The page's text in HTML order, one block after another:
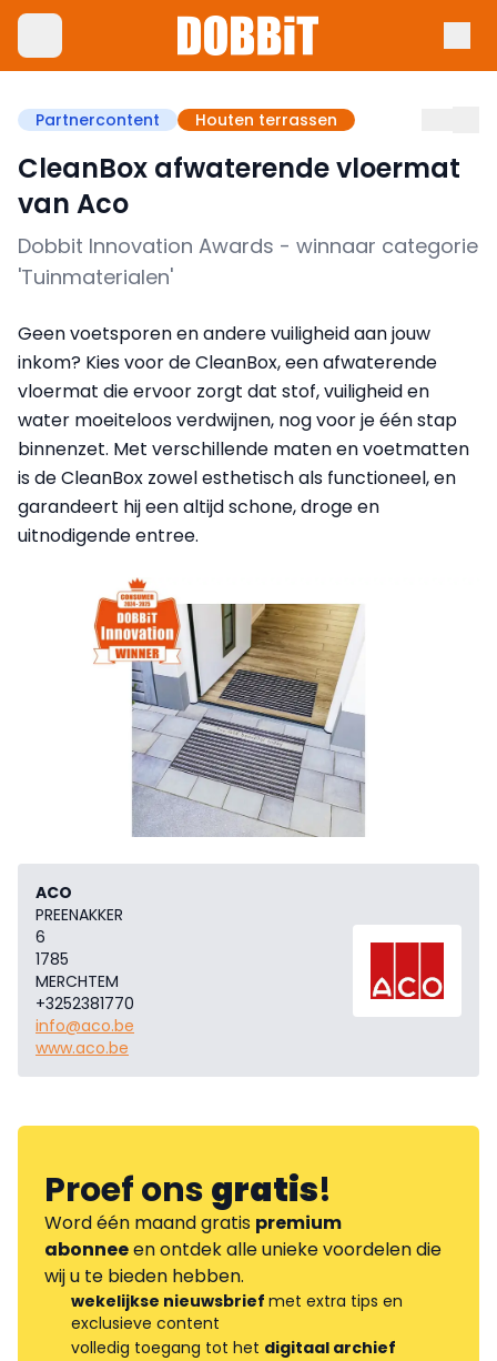
Partnercontent Houten terrassen
CleanBox afwaterende vloermat
van Aco
Dobbit Innovation Awards - winnaar categorie
'Tuinmaterialen'
Geen voetsporen en andere vuiligheid aan jouw
inkom? Kies voor de CleanBox, een afwaterende
vloermat die ervoor zorgt dat stof, vuiligheid en
water moeiteloos verdwijnen, nog voor je één stap
binnenzet. Met verschillende maten en voetmatten
is de CleanBox zowel esthetisch als functioneel, en
garandeert hij een altijd schone, droge en
uitnodigende entree.
ACO
PREENAKKER
6
1785
MERCHTEM
+3252381770
info@aco.be
www.aco.be
Proef onsgratis!
Word één maand gratis premium
abonneeen ontdek alle unieke voordelen die
wij u te bieden hebben.
wekelijkse nieuwsbrief met extra tips en
exclusieve content
volledig toegang tot het digitaal archief